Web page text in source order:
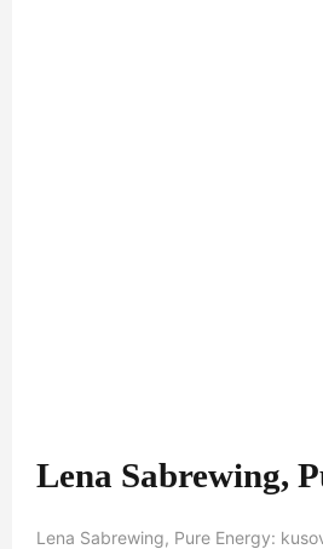
Lena Sabrewing,
Lena Sabrewing, Pure Energy: